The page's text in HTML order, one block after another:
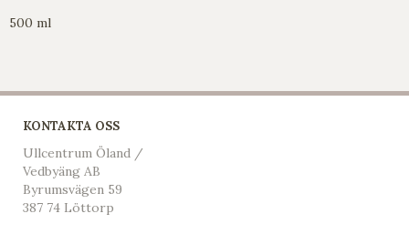
500 ml
KONTAKTA OSS
Ullcentrum Öland /
Vedbyäng AB
Byrumsvägen 59
387 74 Löttorp